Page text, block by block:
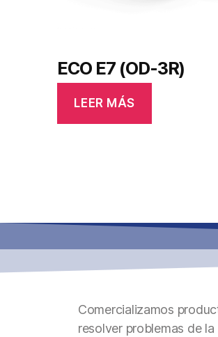
ECO E7 (OD-3R)
LEER MÁS
Comercializamos
resolver problemas de